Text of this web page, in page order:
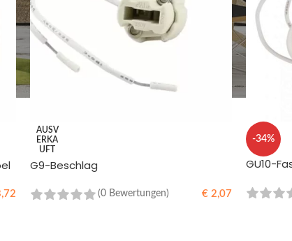
AUSV
ERKA
UFT
G9-Beschlag
(0 Bewertungen) € 2,07
-34%
GU10-